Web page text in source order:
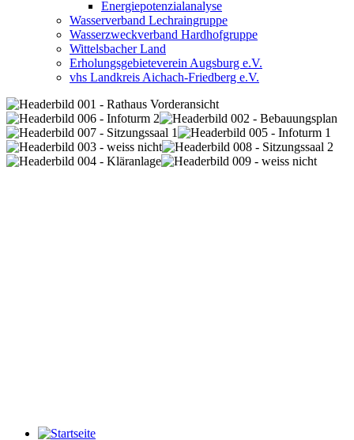
Energiepotenzialanalyse
Wasserverband Lechraingruppe
Wasserzweckverband Hardhofgruppe
Wittelsbacher Land
Erholungsgebieteverein Augsburg e.V.
vhs Landkreis Aichach-Friedberg e.V.